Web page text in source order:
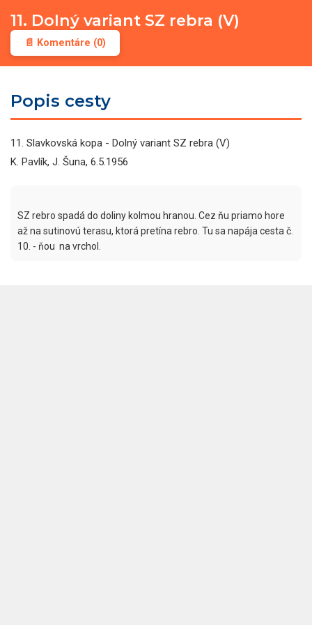
11. Dolný variant SZ rebra (V)
📄 Komentáre (0)
Popis cesty
11. Slavkovská kopa - Dolný variant SZ rebra (V)
K. Pavlík, J. Šuna, 6.5.1956
SZ rebro spadá do doliny kolmou hranou. Cez ňu priamo hore
až na sutinovú terasu, ktorá pretína rebro. Tu sa napája cesta č.
10. - ňou  na vrchol.